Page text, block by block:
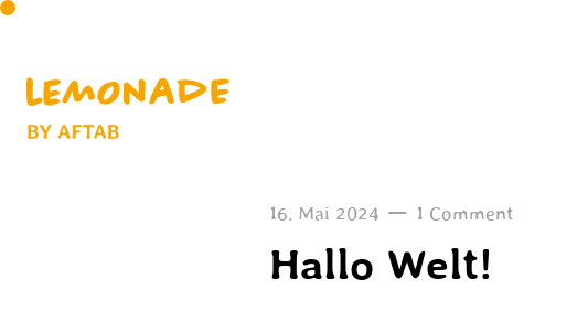
16. Mai 2024 — 1 Comment
Hallo Welt!